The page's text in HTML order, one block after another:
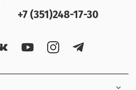
+7 (351)248-17-30